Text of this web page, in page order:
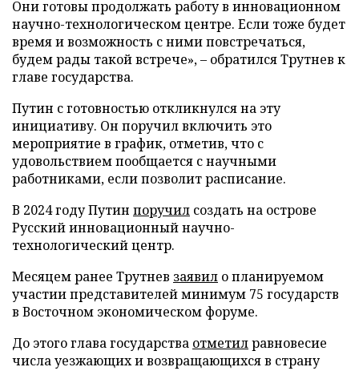
Они готовы продолжать работу в инновационном
научно-технологическом центре. Если тоже будет
время и возможность с ними повстречаться,
будем рады такой встрече», – обратился Трутнев к
главе государства.
Путин с готовностью откликнулся на эту
инициативу. Он поручил включить это
мероприятие в график, отметив, что с
удовольствием пообщается с научными
работниками, если позволит расписание.
В 2024 году Путин поручил создать на острове
Русский инновационный научно-
технологический центр.
Месяцем ранее Трутнев заявил о планируемом
участии представителей минимум 75 государств
в Восточном экономическом форуме.
До этого глава государства отметилравновесие
числа уезжающих и возвращающихся в страну